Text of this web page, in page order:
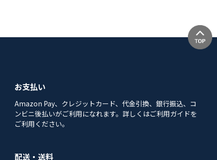
お支払い
Amazon Pay、クレジットカード、代金引換、銀行振込、コ
ンビニ後払いがご利用になれます。詳しくはご利用ガイドを
ご利用ください。
配送・送料